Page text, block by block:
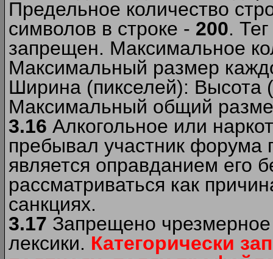
Предельное количество
символов в строке - 200.
запрещен. Максимальное
Максимальный размер
Ширина (пикселей): Высота
Максимальный общий
3.16 Алкогольное или
пребывал участник форума
является оправданием его
рассматриваться как
санкциях.
3.17 Запрещено
лексики. Категорически